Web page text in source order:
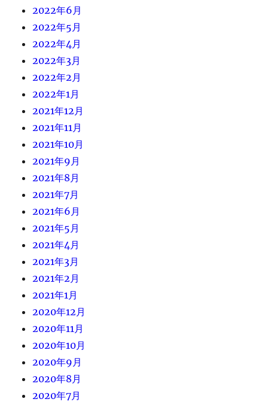
2022年6月
2022年5月
2022年4月
2022年3月
2022年2月
2022年1月
2021年12月
2021年11月
2021年10月
2021年9月
2021年8月
2021年7月
2021年6月
2021年5月
2021年4月
2021年3月
2021年2月
2021年1月
2020年12月
2020年11月
2020年10月
2020年9月
2020年8月
2020年7月